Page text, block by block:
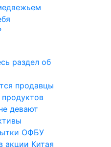
продавцы
девают
ОФБУ
акции Китая